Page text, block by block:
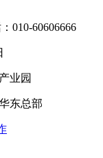
010-60606666
业园
东总部